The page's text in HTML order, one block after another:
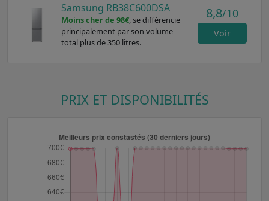
Samsung RB38C600DSA
Moins cher de 98€, se différencie
principalement par son volume
total plus de 350 litres.
8,8/10
Voir
PRIX ET DISPONIBILITÉS